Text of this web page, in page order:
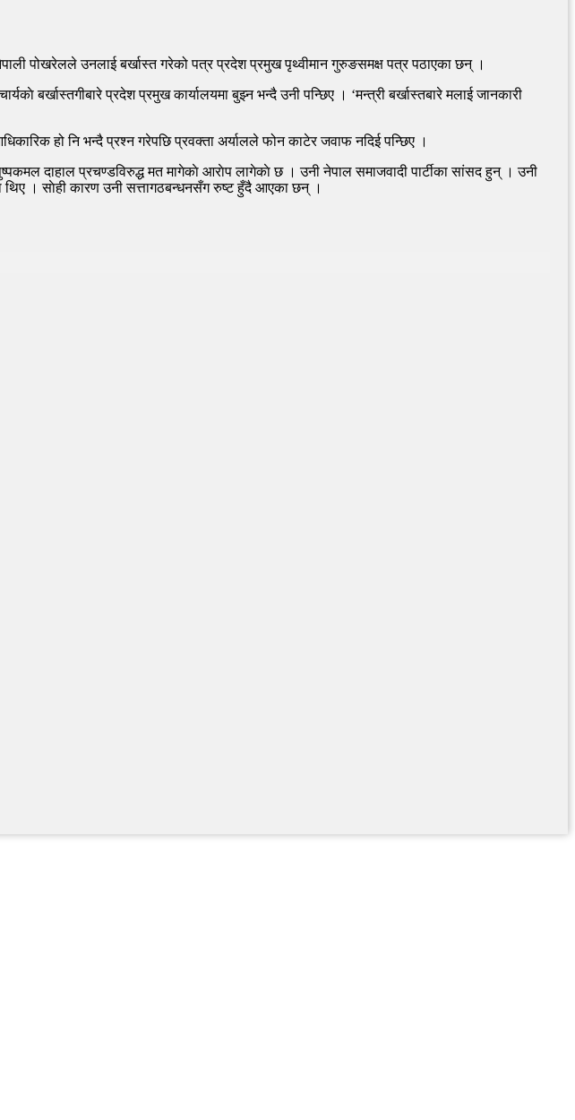
पोखरेलले उनलाई बर्खास्त गरेको पत्र प्रदेश प्रमुख पृथ्वीमान गुरुङसमक्ष पत्र पठाएका छन् ।
बर्खास्तगीबारे प्रदेश प्रमुख कार्यालयमा बुझ्न भन्दै उनी पन्छिए । ‘मन्त्री बर्खास्तबारे मलाई जानकारी
हो नि भन्दै प्रश्न गरेपछि प्रवक्ता अर्यालले फोन काटेर जवाफ नदिई पन्छिए ।
दाहाल प्रचण्डविरुद्ध मत मागेकाे आराेप लागेकाे छ । उनी नेपाल समाजवादी पार्टीका सांसद हुन् । उनी
थिए । साेही कारण उनी सत्तागठबन्धनसँग रुष्ट हुँदै आएका छन् ।